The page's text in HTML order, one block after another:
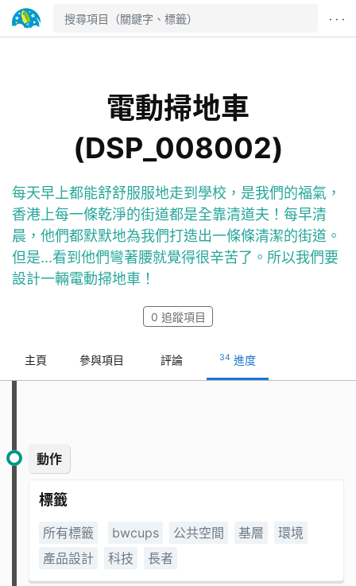
· · ·
電動掃地車
(DSP_008002)
每天早上都能舒舒服服地走到學校，是我們的福氣，
香港上每一條乾淨的街道都是全靠清道夫！每早清
晨，他們都默默地為我們打造出一條條清潔的街道。
但是...看到他們彎著腰就覺得很辛苦了。所以我們要
設計一輛電動掃地車！
0 追蹤項目
主頁 參與項目 評論 34 進度
動作
標籤
所有標籤 bwcups 公共空間 基層
環境
產品設計
科技 長者